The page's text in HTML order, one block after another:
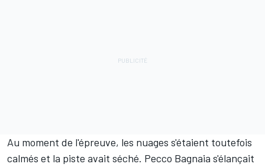
Au moment de l'épreuve, les nuages s'étaient toutefois
calmés et la piste avait séché. Pecco Bagnaia s'élançait